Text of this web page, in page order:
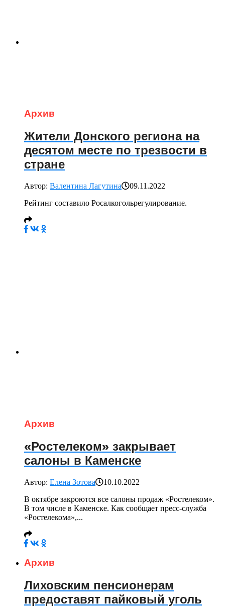
Архив
Жители Донского региона на
десятом месте по трезвости в
стране
Автор: Валентина Лагутина
09.11.2022
Рейтинг составило Росалкогольрегулирование.
Архив
«Ростелеком» закрывает
салоны в Каменске
Автор: Елена Зотова
10.10.2022
В октябре закроются все салоны продаж «Ростелеком».
В том числе в Каменске. Как сообщает пресс-служба
«Ростелекома»,...
Архив
Лиховским пенсионерам
предоставят пайковый уголь